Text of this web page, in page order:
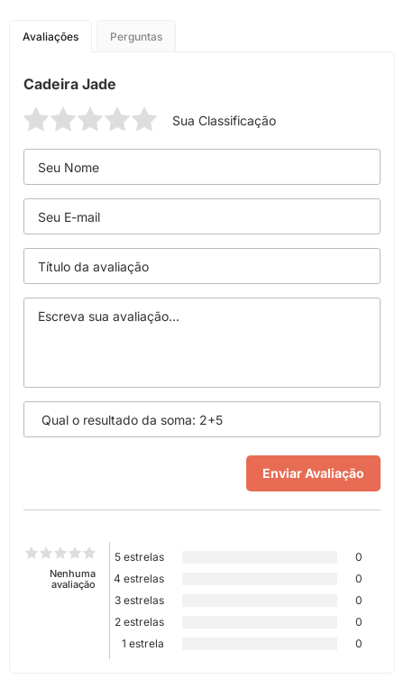
Avaliações Perguntas
Cadeira Jade
Sua Classificação
Nenhuma
avaliação
5 estrelas
0
4 estrelas
0
3 estrelas
0
2 estrelas
0
1 estrela
0